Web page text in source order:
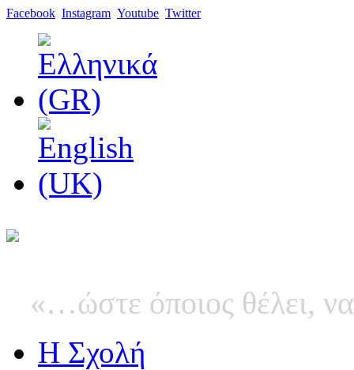
Facebook Instagram Youtube Twitter
«…ώστε όποιος θέλει,
Η Σχολή